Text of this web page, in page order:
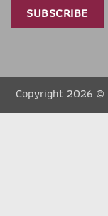
Copyright 2026 ©